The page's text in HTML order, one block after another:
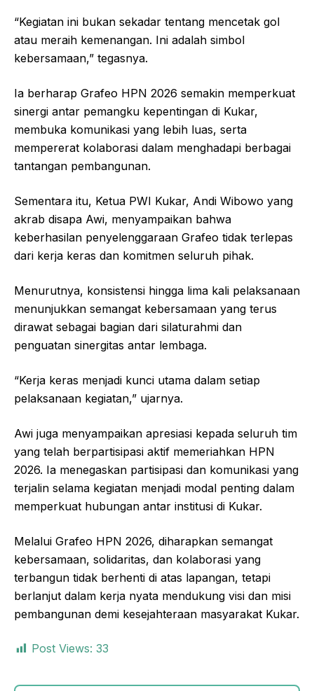
“Kegiatan ini bukan sekadar tentang mencetak gol
atau meraih kemenangan. Ini adalah simbol
kebersamaan,” tegasnya.
Ia berharap Grafeo HPN 2026 semakin memperkuat
sinergi antar pemangku kepentingan di Kukar,
membuka komunikasi yang lebih luas, serta
mempererat kolaborasi dalam menghadapi berbagai
tantangan pembangunan.
Sementara itu, Ketua PWI Kukar, Andi Wibowo yang
akrab disapa Awi, menyampaikan bahwa
keberhasilan penyelenggaraan Grafeo tidak terlepas
dari kerja keras dan komitmen seluruh pihak.
Menurutnya, konsistensi hingga lima kali pelaksanaan
menunjukkan semangat kebersamaan yang terus
dirawat sebagai bagian dari silaturahmi dan
penguatan sinergitas antar lembaga.
“Kerja keras menjadi kunci utama dalam setiap
pelaksanaan kegiatan,” ujarnya.
Awi juga menyampaikan apresiasi kepada seluruh tim
yang telah berpartisipasi aktif memeriahkan HPN
2026. Ia menegaskan partisipasi dan komunikasi yang
terjalin selama kegiatan menjadi modal penting dalam
memperkuat hubungan antar institusi di Kukar.
Melalui Grafeo HPN 2026, diharapkan semangat
kebersamaan, solidaritas, dan kolaborasi yang
terbangun tidak berhenti di atas lapangan, tetapi
berlanjut dalam kerja nyata mendukung visi dan misi
pembangunan demi kesejahteraan masyarakat Kukar.
Post Views: 33